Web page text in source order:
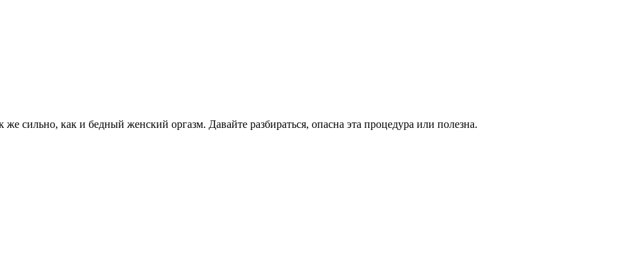
сильно, как и бедный женский оргазм. Давайте разбираться, опасна эта процедура или полезна.